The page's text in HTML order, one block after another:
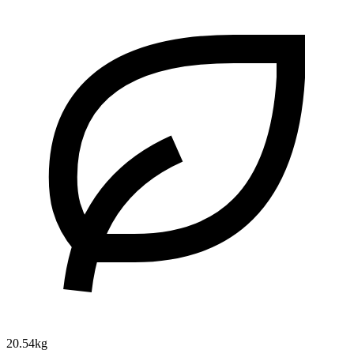
20.54kg